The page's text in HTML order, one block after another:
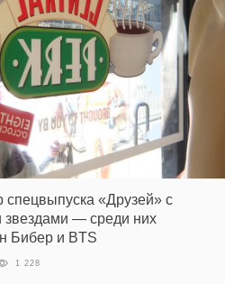
спецвыпуска «Друзей» с
— среди них
Бибер и BTS
1 228